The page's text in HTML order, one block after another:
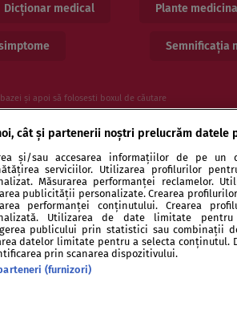
Dicționar medical Plante
Semnificația
și apoi să folosesti boxul de căutare
cookies Publicitate Autori și
cât și partenerii noștri prelucrăm datele
și/sau accesarea informațiilor de pe un
serviciilor. Utilizarea profilurilor
Măsurarea performanței reclamelor.
publicității personalizate. Crearea
performanței conținutului. Crearea
Utilizarea de date limitate
publicului prin statistici sau combinații
datelor limitate pentru a selecta conținutul.
prin scanarea dispozitivului.
(furnizori)